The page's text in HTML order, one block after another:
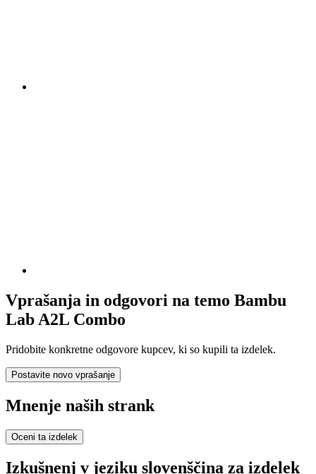
Vprašanja in odgovori na temo Bambu
Lab A2L Combo
Pridobite konkretne odgovore kupcev, ki so kupili ta izdelek.
Postavite novo vprašanje
Mnenje naših strank
Oceni ta izdelek
Izkušnenj v jeziku slovenščina za izdelek